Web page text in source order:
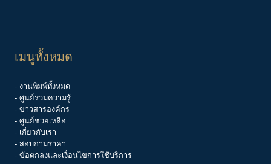
เมนูทั้งหมด
- งานพิมพ์ทั้งหมด
- ศูนย์รวมความรู้
- ข่าวสารองค์กร
- ศูนย์ช่วยเหลือ
- เกี่ยวกับเรา
- สอบถามราคา
- ข้อตกลงและเงื่อนไขการใช้บริการ